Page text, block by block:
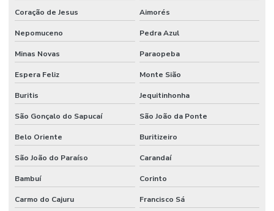
Coração de Jesus Aimorés
Nepomuceno Pedra Azul
Minas Novas Paraopeba
Espera Feliz Monte Sião
Buritis Jequitinhonha
São Gonçalo do Sapucaí São João da Ponte
Belo Oriente Buritizeiro
São João do Paraíso Carandaí
Bambuí Corinto
Carmo do Cajuru Francisco Sá